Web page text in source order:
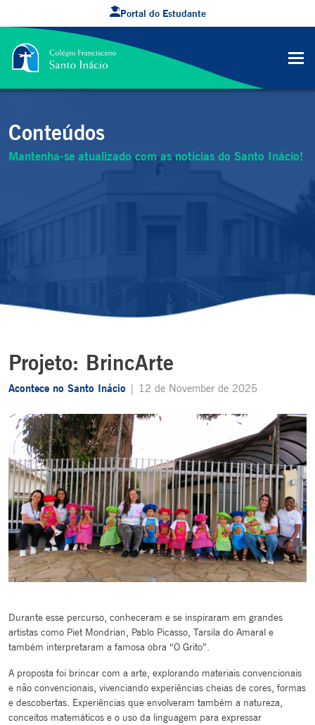
Portal do Estudante
Conteúdos
Mantenha-se atualizado com as notícias do Santo Inácio!
Projeto: BrincArte
Acontece no Santo Inácio | 12 de November de 2025
Durante esse percurso, conheceram e se inspiraram em grandes
artistas como Piet Mondrian, Pablo Picasso, Tarsila do Amaral e
também interpretaram a famosa obra “O Grito”.
A proposta foi brincar com a arte, explorando materiais convencionais
e não convencionais, vivenciando experiências cheias de cores, formas
e descobertas. Experiências que envolveram também a natureza,
conceitos matemáticos e o uso da linguagem para expressar